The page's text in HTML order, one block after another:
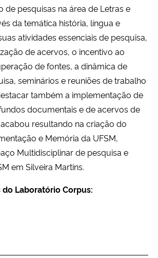
de pesquisas na área de Letras e
da temática história, língua e
atividades essenciais de pesquisa,
de acervos, o incentivo ao
de fontes, a dinâmica de
seminários e reuniões de trabalho
também a implementação de
documentais e de acervos de
resultando na criação do
e Memória da UFSM,
Multidisciplinar de pesquisa e
em Silveira Martins.
do Laboratório Corpus: